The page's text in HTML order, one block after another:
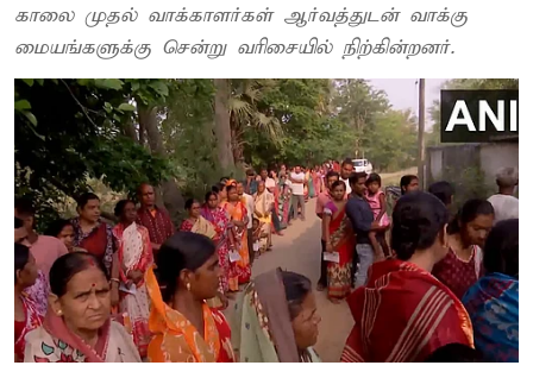
காலை முதல் வாக்காளர்கள் ஆர்வத்துடன் வாக்கு
மையங்களுக்கு சென்று வரிசையில் நிற்கின்றனர்.